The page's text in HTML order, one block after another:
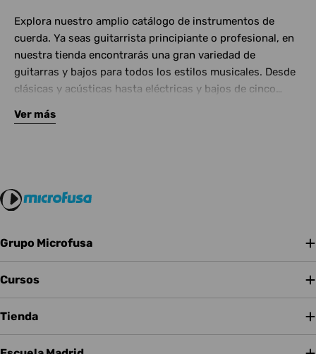
Explora nuestro amplio catálogo de instrumentos de
cuerda. Ya seas guitarrista principiante o profesional, en
nuestra tienda encontrarás una gran variedad de
guitarras y bajos para todos los estilos musicales. Desde
clásicas y acústicas hasta eléctricas y bajos de cinco
Complementa tu instrumento con amplificadores de
Ver más
Grupo Microfusa
Cursos
Tienda